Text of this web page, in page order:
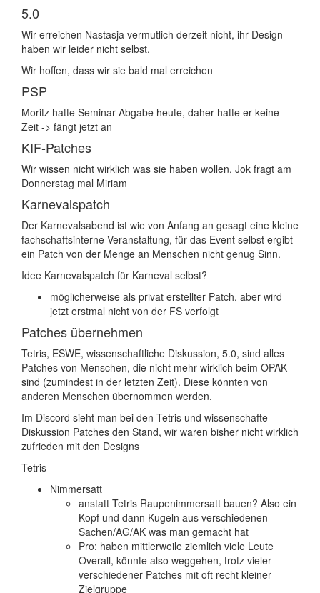
5.0
Wir erreichen Nastasja vermutlich derzeit nicht, ihr Design
haben wir leider nicht selbst.
Wir hoffen, dass wir sie bald mal erreichen
PSP
Moritz hatte Seminar Abgabe heute, daher hatte er keine
Zeit -> fängt jetzt an
KIF-Patches
Wir wissen nicht wirklich was sie haben wollen, Jok fragt am
Donnerstag mal Miriam
Karnevalspatch
Der Karnevalsabend ist wie von Anfang an gesagt eine kleine
fachschaftsinterne Veranstaltung, für das Event selbst ergibt
ein Patch von der Menge an Menschen nicht genug Sinn.
Idee Karnevalspatch für Karneval selbst?
möglicherweise als privat erstellter Patch, aber wird
jetzt erstmal nicht von der FS verfolgt
Patches übernehmen
Tetris, ESWE, wissenschaftliche Diskussion, 5.0, sind alles
Patches von Menschen, die nicht mehr wirklich beim OPAK
sind (zumindest in der letzten Zeit). Diese könnten von
anderen Menschen übernommen werden.
Im Discord sieht man bei den Tetris und wissenschafte
Diskussion Patches den Stand, wir waren bisher nicht wirklich
zufrieden mit den Designs
Tetris
Nimmersatt
anstatt Tetris Raupenimmersatt bauen? Also ein
Kopf und dann Kugeln aus verschiedenen
Sachen/AG/AK was man gemacht hat
Pro: haben mittlerweile ziemlich viele Leute
Overall, könnte also weggehen, trotz vieler
verschiedener Patches mit oft recht kleiner
Zielgruppe